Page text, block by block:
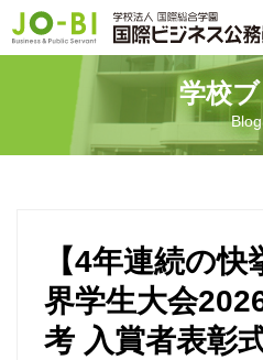
学校
Blog
【4年連続の
界学生大会
考 入賞者表彰